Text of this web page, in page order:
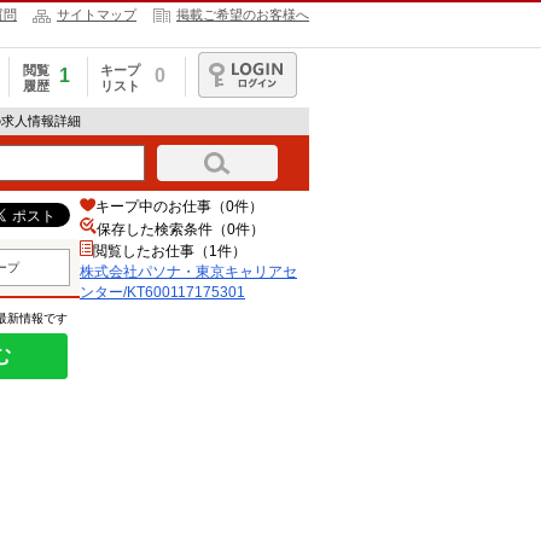
問 サイトマップ 掲載ご希望のお客様へ
閲覧
履歴
1
キープ
リスト
0
ログイン
人情報詳細
プ
新情報です
キープ中のお仕事（0件）
保存した検索条件（0件）
閲覧したお仕事（1件）
株式会社パソナ・東京キャリアセ
ンター/KT600117175301